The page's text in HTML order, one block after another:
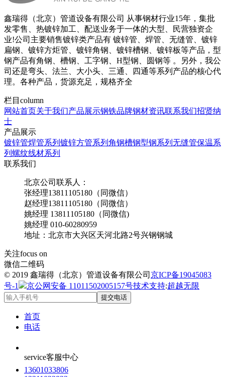
鑫瑞得（北京）管道设备有限公司 从事钢材行业15年，集批
发零售、热镀锌加工、配送业务于一体的大型、民营独资企
业!公司主要销售镀锌类产品有 镀锌管、焊管、无缝管、镀锌
扁钢、镀锌方炬管、镀锌角钢、镀锌槽钢、镀锌板等产品，型
钢产品有角钢、槽钢、工字钢、H型钢、圆钢等 。另外，我公
司还是弯头、法兰、大小头、三通、四通等系列产品的核心代
理。各种产品，货源充足，规格齐全
栏目 column
网站首页关于我们产品展示钢铁品牌钢材资讯联系我们招贤纳
士
产品展示
镀锌管焊管系列 镀锌方管系列 角钢槽钢型钢系列 无缝管保温系
列 螺纹线材系列
联系我们
北京公司联系人：
张经理13811105180（同微信）
赵经理13811105180（同微信）
姚经理 13811105180（同微信)
姚经理 010-60280959
地址：北京市大兴区天河北路2号兴钢钢城
关注focus on
微信二维码
© 2019 鑫瑞得（北京）管道设备有限公司 京ICP备19045083
号-1
京公网安备 11011502005157号技术支持:超越无限
提交电话
首页
电话
service客服中心
13601033806